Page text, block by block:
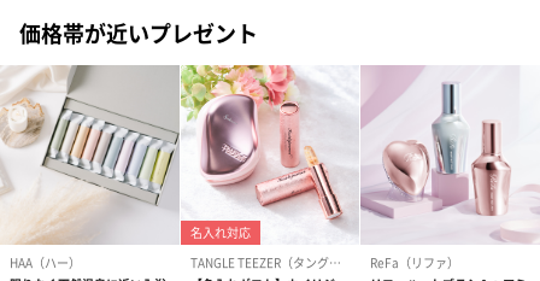
紅茶・コーヒー・スイーツ
紅茶・コーヒー・スイーツを同梱してお届けいたします。ギフト
への＋αにおすすめです。
価格帯が近いプレゼント